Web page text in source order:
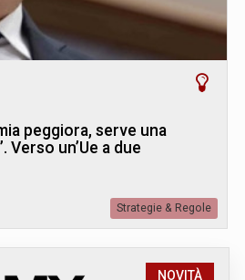
peggiora, serve una
Verso un’Ue a due
Strategie & Regole
NOVITÀ